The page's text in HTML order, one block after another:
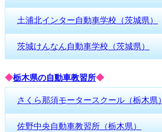
土浦北インター自動車学校（茨城県）
茨城けんなん自動車学校（茨城県）
◆栃木県の自動車教習所◆
さくら那須モータースクール（栃木県）
佐野中央自動車教習所（栃木県）